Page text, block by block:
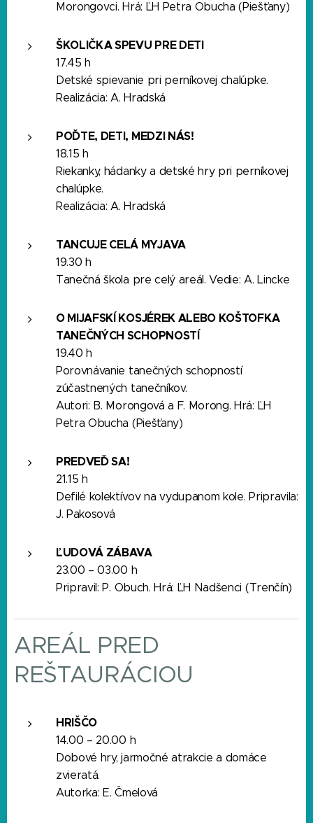
Morongovci. Hrá: ĽH Petra Obucha (Piešťany)
ŠKOLIČKA SPEVU PRE DETI
17.45 h
Detské spievanie pri perníkovej chalúpke.
Realizácia: A. Hradská
POĎTE, DETI, MEDZI NÁS!
18.15 h
Riekanky, hádanky a detské hry pri perníkovej
chalúpke.
Realizácia: A. Hradská
TANCUJE CELÁ MYJAVA
19.30 h
Tanečná škola pre celý areál. Vedie: A. Lincke
O MIJAFSKÍ KOSJÉREK ALEBO KOŠTOFKA
TANEČNÝCH SCHOPNOSTÍ
19.40 h
Porovnávanie tanečných schopností
zúčastnených tanečníkov.
Autori: B. Morongová a F. Morong. Hrá: ĽH
Petra Obucha (Piešťany)
PREDVEĎ SA!
21.15 h
Defilé kolektívov na vydupanom kole. Pripravila:
J. Pakosová
ĽUDOVÁ ZÁBAVA
23.00 – 03.00 h
Pripravil: P. Obuch. Hrá: ĽH Nadšenci (Trenčín)
AREÁL PRED
REŠTAURÁCIOU
HRIŠČO
14.00 – 20.00 h
Dobové hry, jarmočné atrakcie a domáce
zvieratá.
Autorka: E. Čmelová